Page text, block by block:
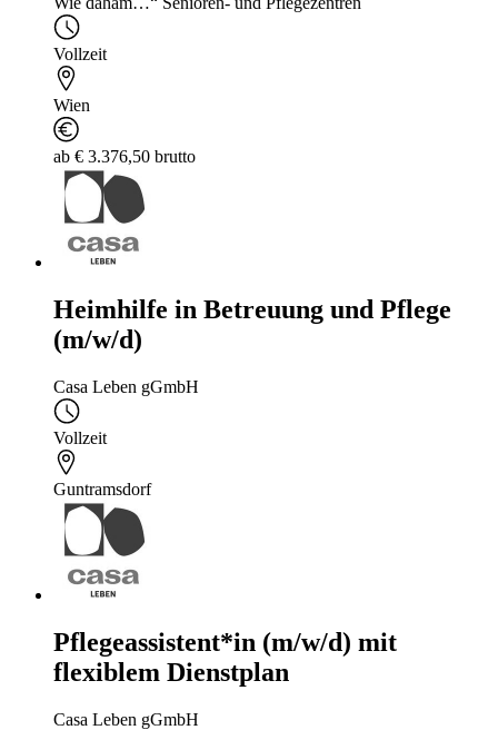
Vollzeit
Wien
ab € 3.376,50 brutto
Heimhilfe in Betreuung und Pflege
(m/w/d)
Casa Leben gGmbH
Vollzeit
Guntramsdorf
Pflegeassistent*in (m/w/d) mit
flexiblem Dienstplan
Casa Leben gGmbH